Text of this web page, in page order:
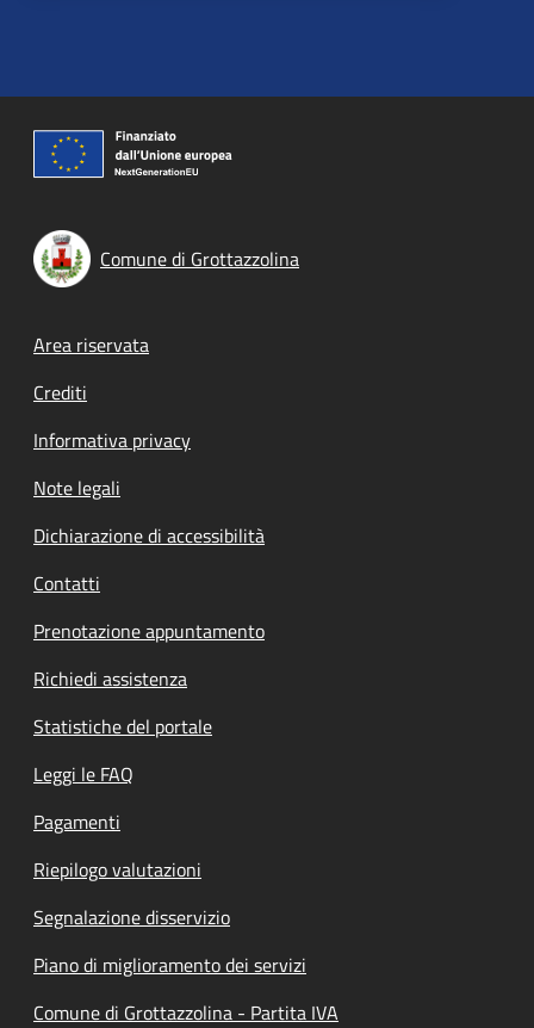
Comune di Grottazzolina
Footer menu
Area riservata
Crediti
Informativa privacy
Note legali
Dichiarazione di accessibilità
Contatti
Prenotazione appuntamento
Richiedi assistenza
Statistiche del portale
Leggi le FAQ
Pagamenti
Riepilogo valutazioni
Segnalazione disservizio
Piano di miglioramento dei servizi
Comune di Grottazzolina - Partita IVA